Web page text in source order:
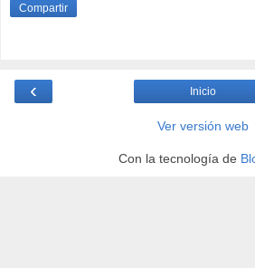
Compartir
‹ Inicio
Ver versión web
Con la tecnología de